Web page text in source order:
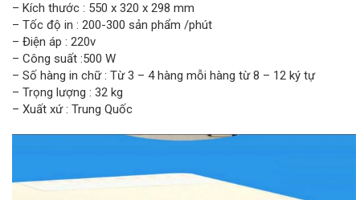
– Kích thước : 550 x 320 x 298 mm
– Tốc độ in : 200-300 sản phẩm /phút
– Điện áp : 220v
– Công suất :500 W
– Số hàng in chữ : Từ 3 – 4 hàng mỗi hàng từ 8 – 12 ký tự
– Trọng lượng : 32 kg
– Xuất xứ : Trung Quốc